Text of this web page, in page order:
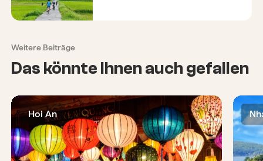
Weitere Beiträge
Das könnte Ihnen auch gefallen
Hoi An